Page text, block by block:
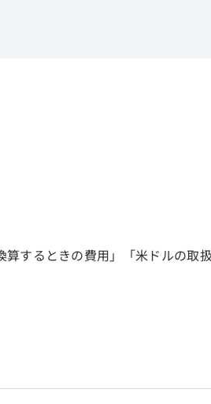
するときの費用」「米ドルの取